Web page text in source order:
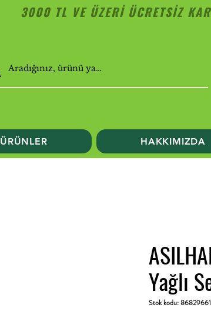
ÜRÜNLER HAKKIMIZDA
3000 TL VE ÜZERİ ÜCRETSİZ
Yağlı
Stok kodu: